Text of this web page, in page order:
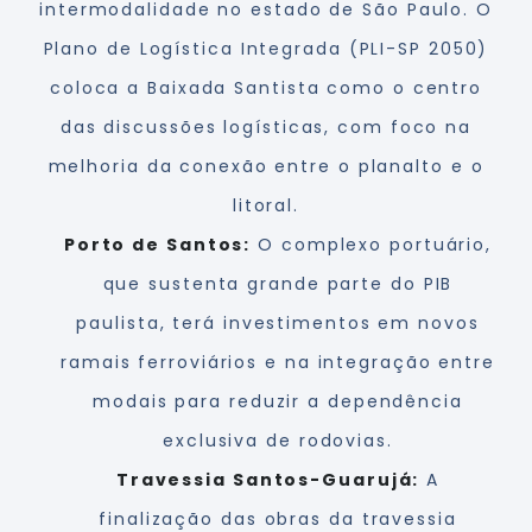
intermodalidade no estado de São Paulo. O
Plano de Logística Integrada (PLI-SP 2050)
coloca a Baixada Santista como o centro
das discussões logísticas, com foco na
melhoria da conexão entre o planalto e o
litoral.
Porto de Santos: O complexo portuário,
que sustenta grande parte do PIB
paulista, terá investimentos em novos
ramais ferroviários e na integração entre
modais para reduzir a dependência
exclusiva de rodovias.
Travessia Santos-Guarujá: A
finalização das obras da travessia